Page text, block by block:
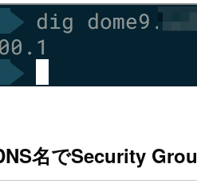
名でSecurity